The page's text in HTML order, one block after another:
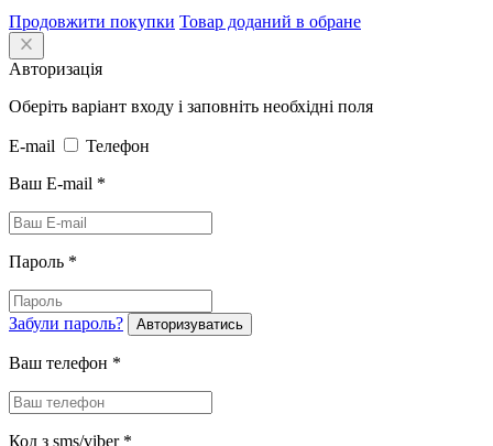
Продовжити покупки Товар доданий в обране
Авторизація
Оберіть варіант входу і заповніть необхідні поля
E-mail
Телефон
Ваш E-mail *
Пароль *
Забули пароль? Авторизуватись
Ваш телефон *
Код з sms/viber *